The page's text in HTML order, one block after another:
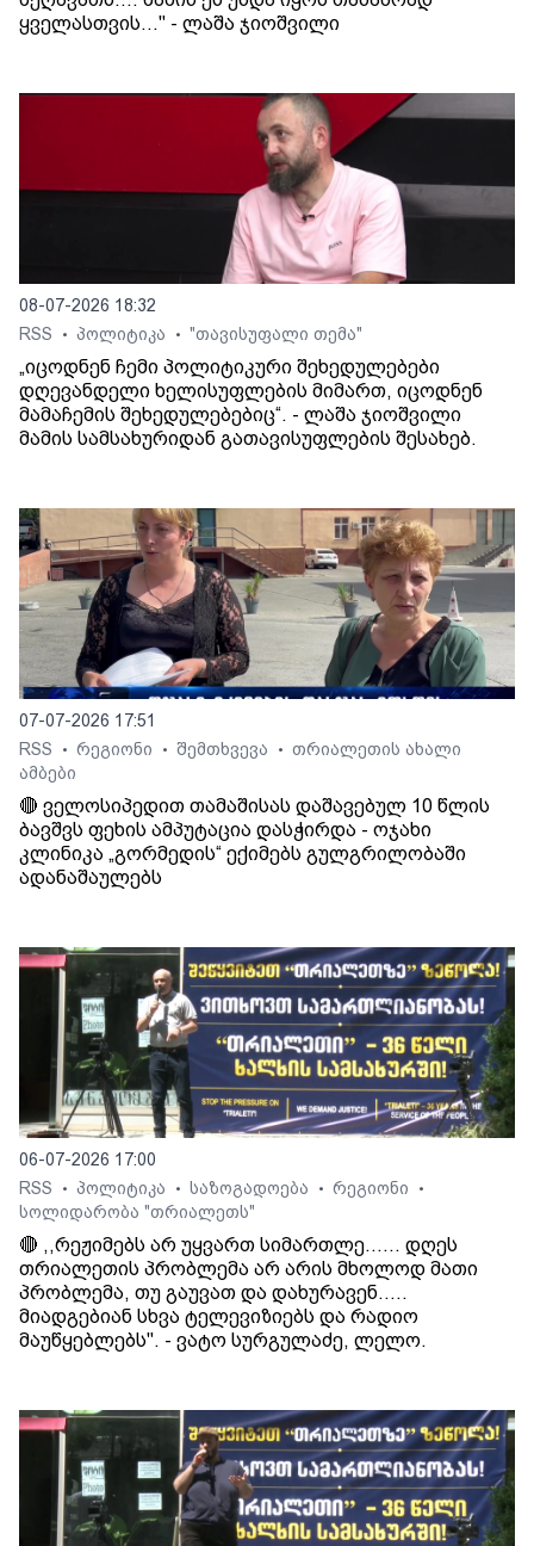
ყველასთვის..." - ლაშა ჯიოშვილი
08-07-2026 18:32
RSS
• პოლიტიკა • "თავისუფალი თემა"
„იცოდნენ ჩემი პოლიტიკური შეხედულებები
დღევანდელი ხელისუფლების მიმართ, იცოდნენ
მამაჩემის შეხედულებებიც“. - ლაშა ჯიოშვილი
მამის სამსახურიდან გათავისუფლების შესახებ.
07-07-2026 17:51
RSS
• რეგიონი • შემთხვევა • თრიალეთის ახალი
ამბები
🔴 ველოსიპედით თამაშისას დაშავებულ 10 წლის
ბავშვს ფეხის ამპუტაცია დასჭირდა - ოჯახი
კლინიკა „გორმედის“ ექიმებს გულგრილობაში
ადანაშაულებს
06-07-2026 17:00
RSS
• პოლიტიკა • საზოგადოება • რეგიონი •
სოლიდარობა "თრიალეთს"
🔴 ,,რეჟიმებს არ უყვართ სიმართლე...... დღეს
თრიალეთის პრობლემა არ არის მხოლოდ მათი
პრობლემა, თუ გაუვათ და დახურავენ.....
მიადგებიან სხვა ტელევიზიებს და რადიო
მაუწყებლებს". - ვატო სურგულაძე, ლელო.